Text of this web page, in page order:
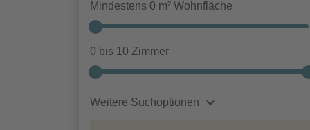
Mindestens 0 m² Wohnfläche
0 bis 10 Zimmer
Weitere Suchoptionen